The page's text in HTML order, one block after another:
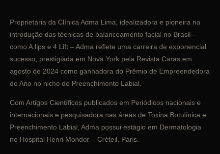
Proprietária da Clínica Adma Lima, idealizadora e pioneira na
introdução das técnicas de balanceamento facial no Brasil –
como A.lips e 4 Lift – Adma reflete uma carreira de exponencial
sucesso, prestigiada em Nova York pela Revista Caras em
agosto de 2024 como ganhadora do Prêmio de Empreendedora
do Ano no nicho de Preenchimento Labial.
Com Artigos Científicos publicados em Periódicos nacionais e
internacionais e pesquisadora nas áreas de Toxina Botulínica e
Preenchimento Labial, Adma possui estágio em Dermatologia
no Hospital Henri Mondor – Créteil, Paris.